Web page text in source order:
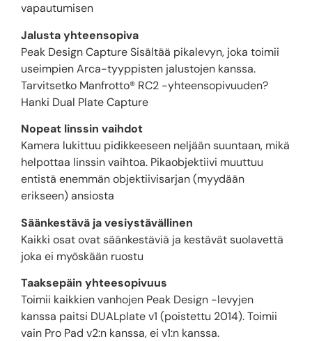
vapautumisen
Jalusta yhteensopiva
Peak Design Capture Sisältää pikalevyn, joka toimii
useimpien Arca-tyyppisten jalustojen kanssa.
Tarvitsetko Manfrotto® RC2 -yhteensopivuuden?
Hanki Dual Plate Capture
Nopeat linssin vaihdot
Kamera lukittuu pidikkeeseen neljään suuntaan, mikä
helpottaa linssin vaihtoa. Pikaobjektiivi muuttuu
entistä enemmän objektiivisarjan (myydään
erikseen) ansiosta
Säänkestävä ja vesiystävällinen
Kaikki osat ovat säänkestäviä ja kestävät suolavettä
joka ei myöskään ruostu
Taaksepäin yhteesopivuus
Toimii kaikkien vanhojen Peak Design -levyjen
kanssa paitsi DUALplate v1 (poistettu 2014). Toimii
vain Pro Pad v2:n kanssa, ei v1:n kanssa.